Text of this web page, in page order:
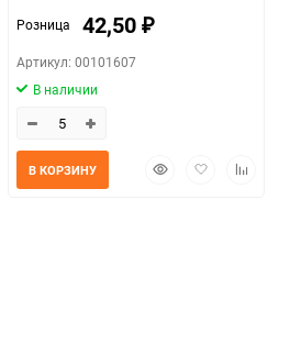
Розница 42,50 ₽
Артикул: 00101607
В наличии
БыстрыйДобавитьДобавить
В КОРЗИНУ